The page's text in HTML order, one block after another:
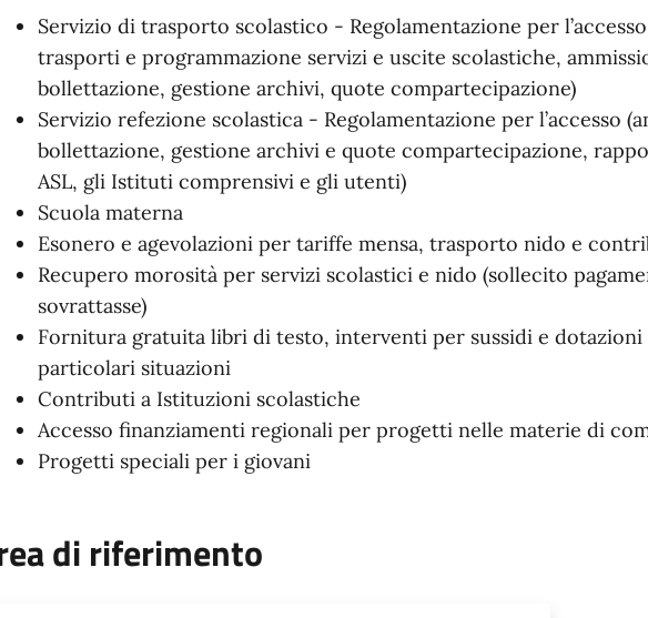
Servizio di trasporto scolastico - Regolamentazione per
trasporti e programmazione servizi e uscite scolastiche,
bollettazione, gestione archivi, quote compartecipazione)
Servizio refezione scolastica - Regolamentazione per l’accesso
bollettazione, gestione archivi e quote compartecipazione,
ASL, gli Istituti comprensivi e gli utenti)
Scuola materna
Esonero e agevolazioni per tariffe mensa, trasporto nido e
Recupero morosità per servizi scolastici e nido (sollecito
sovrattasse)
Fornitura gratuita libri di testo, interventi per sussidi e
particolari situazioni
Contributi a Istituzioni scolastiche
Accesso finanziamenti regionali per progetti nelle materie di
Progetti speciali per i giovani
di riferimento